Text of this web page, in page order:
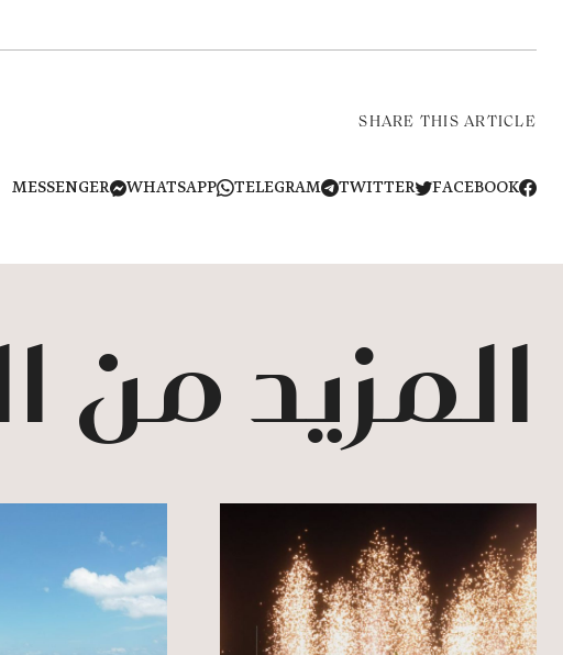
SHARE THIS ARTICLE
FACEBOOK
TWITTER
TELEGRAM
WHATSAPP
MESSENGER
المزيد من